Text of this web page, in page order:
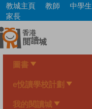
Skip
main
content
教城主頁 教師 中學生
家長
圖書
e悅讀學校計劃
我的閱讀城